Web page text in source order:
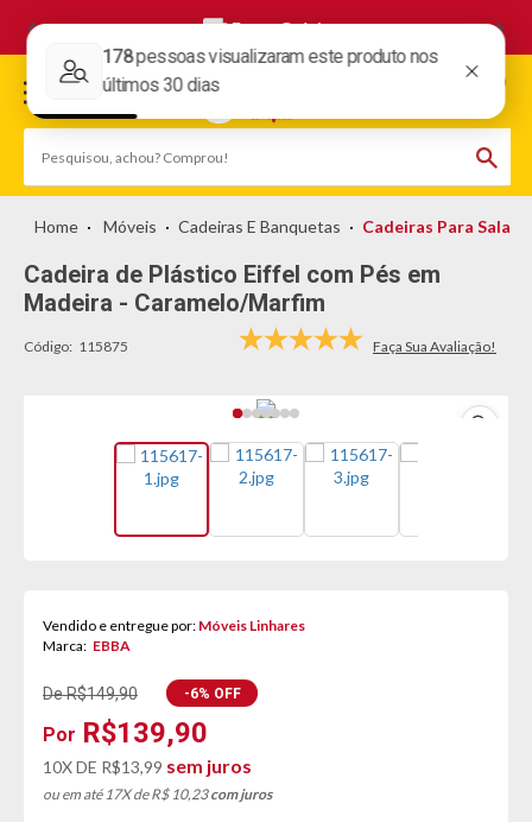
Frete Grátis
Móveis Cadeiras E Banquetas Cadeiras Para Sala
Cadeira de Plástico Eiffel com Pés em
Madeira - Caramelo/Marfim
Código: 115875
Vendido e entregue por: Móveis Linhares
Marca: EBBA
De R$149,90
R$139,90
-6% OFF
10X DE R$13,99 sem juros
ou em até 17X de R$ 10,23com juros